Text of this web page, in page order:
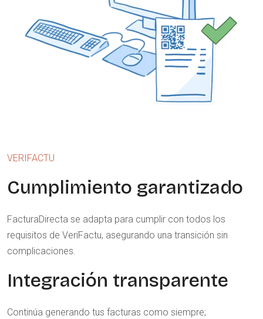
VERIFACTU
Cumplimiento garantizado
FacturaDirecta se adapta para cumplir con todos los
requisitos de VeriFactu, asegurando una transición sin
complicaciones.
Integración transparente
Continúa generando tus facturas como siempre;